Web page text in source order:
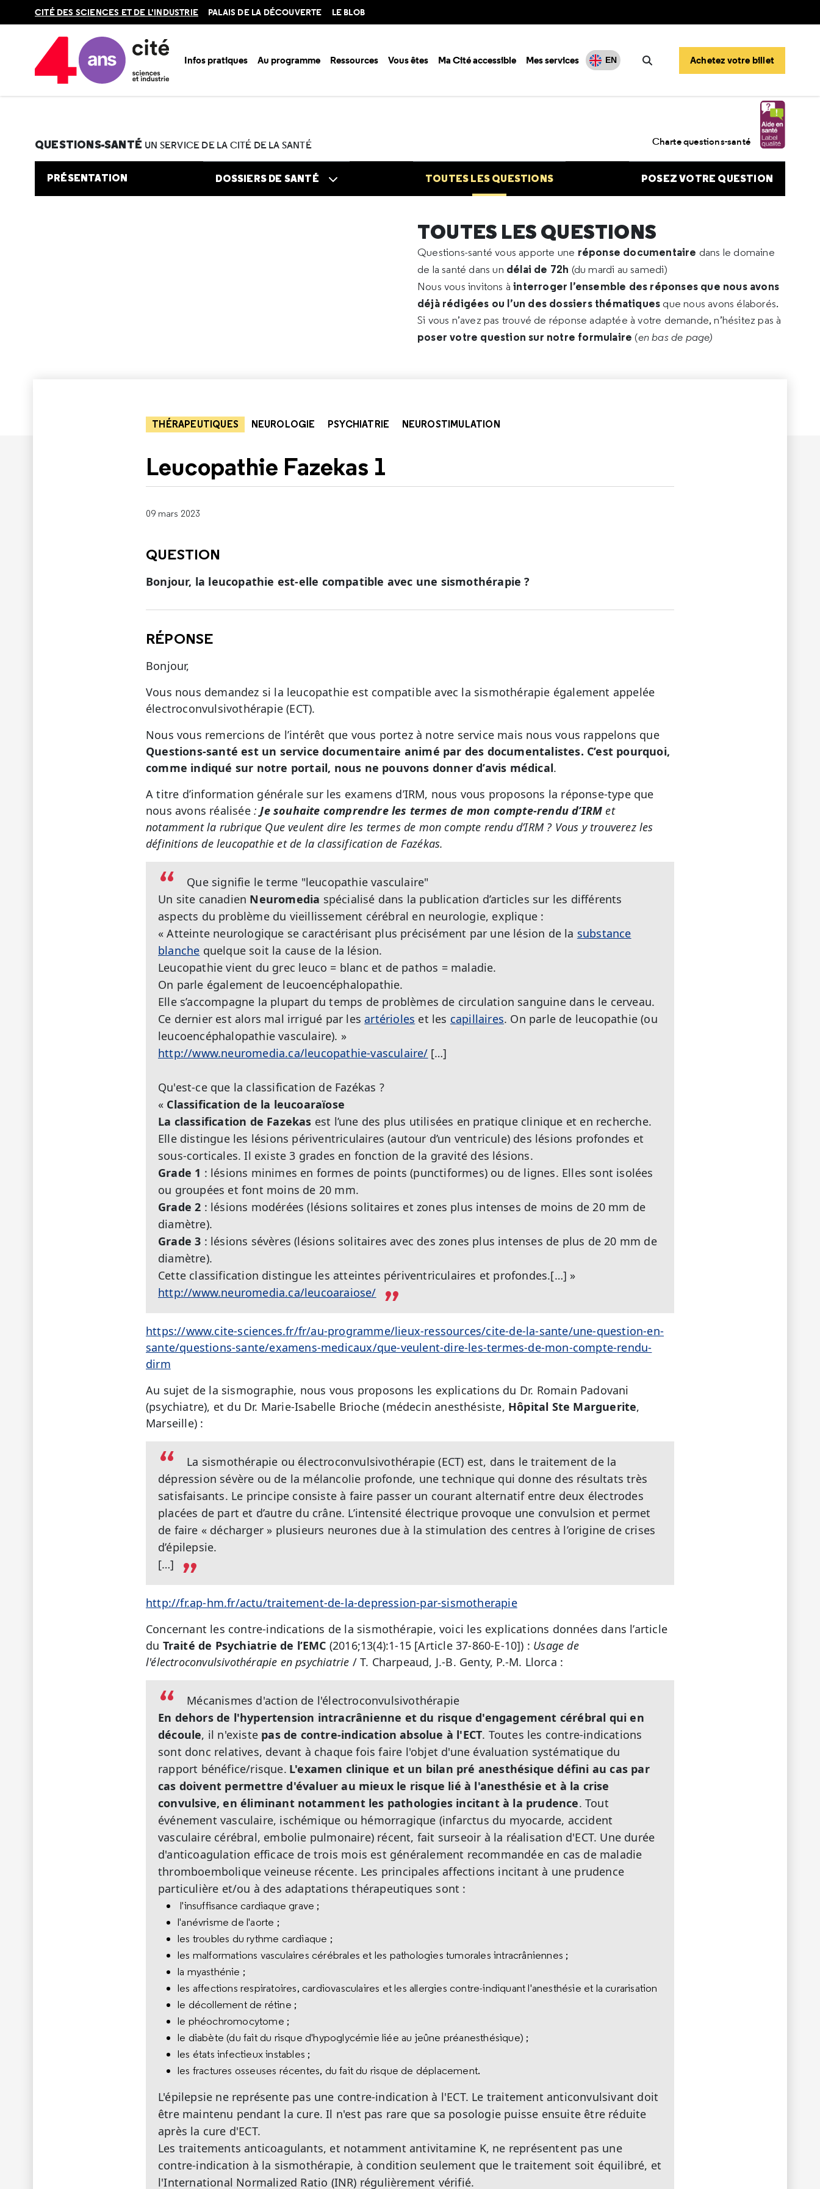
en
CITÉ DES SCIENCES ET DE L'INDUSTRIE PALAIS DE LA DÉCOUVERTE LE BLOB
Infos pratiques Au programme Ressources Vous êtes Ma Cité accessible Mes services EN
Rechercher
Achetez votre billet
Accueil Au programme
QUESTIONS-SANTÉ UN SERVICE DE LA CITÉ DE LA SANTÉ Charte questions-santé
PRÉSENTATION DOSSIERS DE SANTÉ TOUTES LES QUESTIONS POSEZ VOTRE QUESTION
TOUTES LES QUESTIONS
Questions-santé vous apporte une réponse documentaire dans le domaine
de la santé dans un délai de 72h (du mardi au samedi)
Nous vous invitons àinterroger l’ensemble des réponses que nous avons
déjà rédigées ou l’un des dossiers thématiques que nous avons élaborés.
Si vous n’avez pas trouvé de réponse adaptée à votre demande, n’hésitez pas à
poser votre question sur notre formulaire (en bas de page)
THÉRAPEUTIQUES NEUROLOGIE PSYCHIATRIE NEUROSTIMULATION
Leucopathie Fazekas 1
09 mars 2023
QUESTION
Bonjour, la leucopathie est-elle compatible avec une sismothérapie ?
RÉPONSE
Bonjour,
Vous nous demandez si la leucopathie est compatible avec la sismothérapie également appelée
électroconvulsivothérapie (ECT).
Nous vous remercions de l’intérêt que vous portez à notre service mais nous vous rappelons que
Questions-santé est un service documentaire animé par des documentalistes. C’est pourquoi,
comme indiqué sur notre portail, nous ne pouvons donner d’avis médical.
A titre d’information générale sur les examens d’IRM, nous vous proposons la réponse-type que
nous avons réalisée :Je souhaite comprendre les termes de mon compte-rendud’IRM et
notamment la rubrique Que veulent dire les termes de mon compte rendu d’IRM ?Vous y trouverez les
définitions de leucopathie et de la classification de Fazékas.
Que signifie le terme "leucopathie vasculaire"
Un site canadien Neuromedia spécialisé dans la publication d’articles sur les différents
aspects du problème du vieillissement cérébral en neurologie, explique :
« Atteinte neurologique se caractérisant plus précisément par une lésion de la substance
blanche quelque soit la cause de la lésion.
Leucopathie vient du grec leuco = blanc et de pathos = maladie.
On parle également de leucoencéphalopathie.
Elle s’accompagne la plupart du temps de problèmes de circulation sanguine dans le cerveau.
Ce dernier est alors mal irrigué par lesartérioles et les capillaires. On parle de leucopathie (ou
leucoencéphalopathie vasculaire). »
http://www.neuromedia.ca/leucopathie-vasculaire/ […]
Qu'est-ce que la classification de Fazékas ?
« Classification de la leucoaraïose
La classification de Fazekas est l’une des plus utilisées en pratique clinique et en recherche.
Elle distingue les lésions périventriculaires (autour d’un ventricule) des lésions profondes et
sous-corticales. Il existe 3 grades en fonction de la gravité des lésions.
Grade 1 : lésions minimes en formes de points (punctiformes) ou de lignes. Elles sont isolées
ou groupées et font moins de 20 mm.
Grade 2 : lésions modérées (lésions solitaires et zones plus intenses de moins de 20 mm de
diamètre).
Grade 3 : lésions sévères (lésions solitaires avec des zones plus intenses de plus de 20 mm de
diamètre).
Cette classification distingue les atteintes périventriculaires et profondes.[…] »
http://www.neuromedia.ca/leucoaraiose/
https://www.cite-sciences.fr/fr/au-programme/lieux-ressources/cite-de-la-sante/une-question-en-
sante/questions-sante/examens-medicaux/que-veulent-dire-les-termes-de-mon-compte-rendu-
dirm
Au sujet de la sismographie, nous vous proposons les explications du Dr. Romain Padovani
(psychiatre), et du Dr. Marie-Isabelle Brioche (médecin anesthésiste, Hôpital Ste Marguerite,
Marseille) :
La sismothérapie ou électroconvulsivothérapie (ECT) est, dans le traitement de la
dépression sévère ou de la mélancolie profonde, une technique qui donne des résultats très
satisfaisants. Le principe consiste à faire passer un courant alternatif entre deux électrodes
placées de part et d’autre du crâne. L’intensité électrique provoque une convulsion et permet
de faire « décharger » plusieurs neurones due à la stimulation des centres à l’origine de crises
d’épilepsie.
[…]
http://fr.ap-hm.fr/actu/traitement-de-la-depression-par-sismotherapie
Concernant les contre-indications de la sismothérapie, voici les explications données dans l’article
du Traité de Psychiatrie de l’EMC (2016;13(4):1-15 [Article 37-860-E-10]) : Usage de
l'électroconvulsivothérapie en psychiatrie / T. Charpeaud, J.-B. Genty, P.-M. Llorca :
Mécanismes d'action de l'électroconvulsivothérapie
En dehors de l'hypertension intracrânienne et du risque d'engagement cérébral qui en
découle, il n'existe pas de contre-indication absolue à l'ECT. Toutes les contre-indications
sont donc relatives, devant à chaque fois faire l'objet d'une évaluation systématique du
rapport bénéfice/risque. L'examen clinique et un bilan pré anesthésique défini au cas par
cas doivent permettre d'évaluer au mieux le risque lié à l'anesthésie et à la crise
convulsive, en éliminant notamment les pathologies incitant à la prudence. Tout
événement vasculaire, ischémique ou hémorragique (infarctus du myocarde, accident
vasculaire cérébral, embolie pulmonaire) récent, fait surseoir à la réalisation d'ECT. Une durée
d'anticoagulation efficace de trois mois est généralement recommandée en cas de maladie
thromboembolique veineuse récente. Les principales affections incitant à une prudence
particulière et/ou à des adaptations thérapeutiques sont :
l'insuffisance cardiaque grave ;
l'anévrisme de l'aorte ;
les troubles du rythme cardiaque ;
les malformations vasculaires cérébrales et les pathologies tumorales intracrâniennes ;
la myasthénie ;
les affections respiratoires, cardiovasculaires et les allergies contre-indiquant l'anesthésie et la curarisation
le décollement de rétine ;
le phéochromocytome ;
le diabète (du fait du risque d'hypoglycémie liée au jeûne préanesthésique) ;
les états infectieux instables ;
les fractures osseuses récentes, du fait du risque de déplacement.
L'épilepsie ne représente pas une contre-indication à l'ECT. Le traitement anticonvulsivant doit
être maintenu pendant la cure. Il n'est pas rare que sa posologie puisse ensuite être réduite
après la cure d'ECT.
Les traitements anticoagulants, et notamment antivitamine K, ne représentent pas une
contre-indication à la sismothérapie, à condition seulement que le traitement soit équilibré, et
l'International Normalized Ratio (INR) régulièrement vérifié.